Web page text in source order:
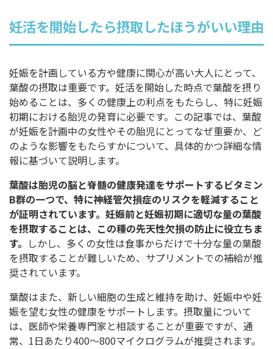
妊活を開始したら摂取したほうがいい理由
妊娠を計画している方や健康に関心が高い大人にとって、
葉酸の摂取は重要です。妊活を開始した時点で葉酸を摂り
始めることは、多くの健康上の利点をもたらし、特に妊娠
初期における胎児の発育に必要です。この記事では、葉酸
が妊娠を計画中の女性やその胎児にとってなぜ重要か、ど
のような影響をもたらすかについて、具体的かつ詳細な情
報に基づいて説明します。
葉酸は胎児の脳と脊髄の健康発達をサポートするビタミン
B群の一つで、特に神経管欠損症のリスクを軽減すること
が証明されています。妊娠前と妊娠初期に適切な量の葉酸
を摂取することは、この種の先天性欠損の防止に役立ちま
す。 しかし、多くの女性は食事からだけで十分な量の葉酸
を摂取することが難しいため、サプリメントでの補給が推
奨されています。
葉酸はまた、新しい細胞の生成と維持を助け、妊娠中や妊
娠を望む女性の健康をサポートします。摂取量について
は、医師や栄養専門家と相談することが重要ですが、通
常、1日あたり400～800マイクログラムが推奨されます。